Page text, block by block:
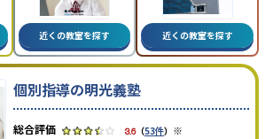
近くの教室を探す 近くの教室を探す
個別指導の明光義塾
3.6（53件） ※